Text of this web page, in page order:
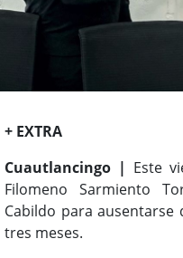
+ EXTRA
Cuautlancingo | Este
Filomeno Sarmiento
Cabildo para
tres meses.